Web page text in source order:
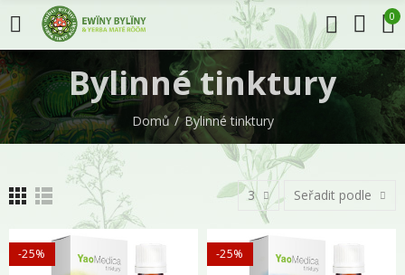
0
Bylinné tinktury
Domů Bylinné tinktury
3 Seřadit podle
-25% -25%